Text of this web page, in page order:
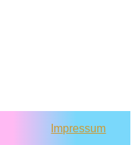
Impressum